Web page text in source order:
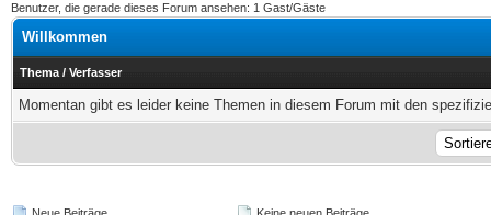
Benutzer, die gerade dieses Forum ansehen: 1 Gast/Gäste
Willkommen
Thema / Verfasser
Momentan gibt es leider keine Themen in diesem Forum mit den